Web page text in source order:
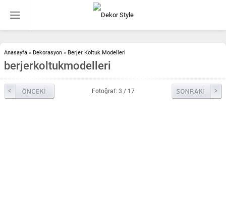
Anasayfa » Dekorasyon » Berjer Koltuk Modelleri
berjerkoltukmodelleri
Fotoğraf: 3 / 17